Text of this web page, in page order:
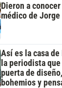
Dieron a
médico de Jorge
Así es la casa
la periodista que
puerta de
bohemios y